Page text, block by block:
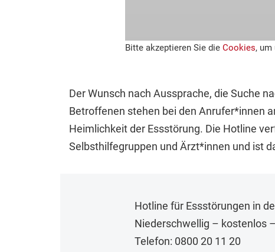
Bitte akzeptieren Sie die Cookies, um
Der Wunsch nach Aussprache, die Suche
Betroffenen stehen bei den Anrufer*innen
Heimlichkeit der Essstörung. Die Hotline
Selbsthilfegruppen und Ärzt*innen und ist
Hotline für Essstörungen in
Niederschwellig – kostenlos
Telefon: 0800 20 11 20